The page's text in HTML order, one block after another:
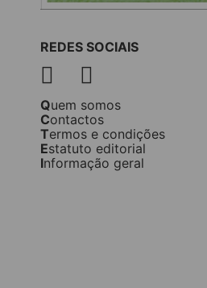
REDES SOCIAIS
Quem somos
Contactos
Termos e condições
Estatuto editorial
Informação geral